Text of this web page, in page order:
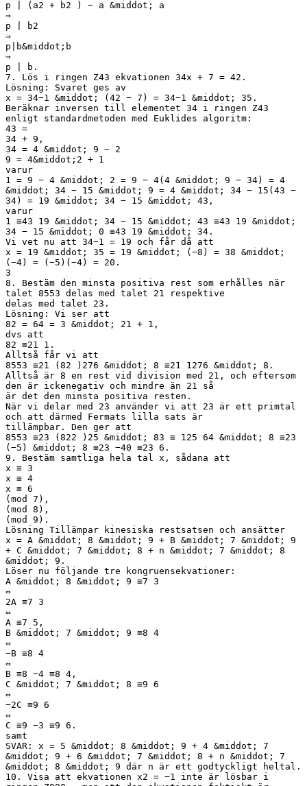
p | (a2 + b2 ) − a &middot; a
⇒
p | b2
⇒
p|b&middot;b
⇒
p | b.
7. Lös i ringen Z43 ekvationen 34x + 7 = 42.
Lösning: Svaret ges av
x = 34−1 &middot; (42 − 7) = 34−1 &middot; 35.
Beräknar inversen till elementet 34 i ringen Z43
enligt standardmetoden med Euklides algoritm:
43 =
34 + 9,
34 = 4 &middot; 9 − 2
9 = 4&middot;2 + 1
varur
1 = 9 − 4 &middot; 2 = 9 − 4(4 &middot; 9 − 34) = 4
&middot; 34 − 15 &middot; 9 = 4 &middot; 34 − 15(43 −
34) = 19 &middot; 34 − 15 &middot; 43,
varur
1 ≡43 19 &middot; 34 − 15 &middot; 43 ≡43 19 &middot;
34 − 15 &middot; 0 ≡43 19 &middot; 34.
Vi vet nu att 34−1 = 19 och får då att
x = 19 &middot; 35 = 19 &middot; (−8) = 38 &middot;
(−4) = (−5)(−4) = 20.
3
8. Bestäm den minsta positiva rest som erhålles när
talet 8553 delas med talet 21 respektive
delas med talet 23.
Lösning: Vi ser att
82 = 64 = 3 &middot; 21 + 1,
dvs att
82 ≡21 1.
Alltså får vi att
8553 ≡21 (82 )276 &middot; 8 ≡21 1276 &middot; 8.
Alltså är 8 en rest vid division med 21, och eftersom
den är ickenegativ och mindre än 21 så
är det den minsta positiva resten.
När vi delar med 23 använder vi att 23 är ett primtal
och att därmed Fermats lilla sats är
tillämpbar. Den ger att
8553 ≡23 (822 )25 &middot; 83 ≡ 125 64 &middot; 8 ≡23
(−5) &middot; 8 ≡23 −40 ≡23 6.
9. Bestäm samtliga hela tal x, sådana att
x ≡ 3
x ≡ 4
x ≡ 6
(mod 7),
(mod 8),
(mod 9).
Lösning Tillämpar kinesiska restsatsen och ansätter
x = A &middot; 8 &middot; 9 + B &middot; 7 &middot; 9
+ C &middot; 7 &middot; 8 + n &middot; 7 &middot; 8
&middot; 9.
Löser nu följande tre kongruensekvationer:
A &middot; 8 &middot; 9 ≡7 3
⇔
2A ≡7 3
⇔
A ≡7 5,
B &middot; 7 &middot; 9 ≡8 4
⇔
−B ≡8 4
⇔
B ≡8 −4 ≡8 4,
C &middot; 7 &middot; 8 ≡9 6
⇔
−2C ≡9 6
⇔
C ≡9 −3 ≡9 6.
samt
SVAR: x = 5 &middot; 8 &middot; 9 + 4 &middot; 7
&middot; 9 + 6 &middot; 7 &middot; 8 + n &middot; 7
&middot; 8 &middot; 9 där n är ett godtyckligt heltal.
10. Visa att ekvationen x2 = −1 inte är lösbar i